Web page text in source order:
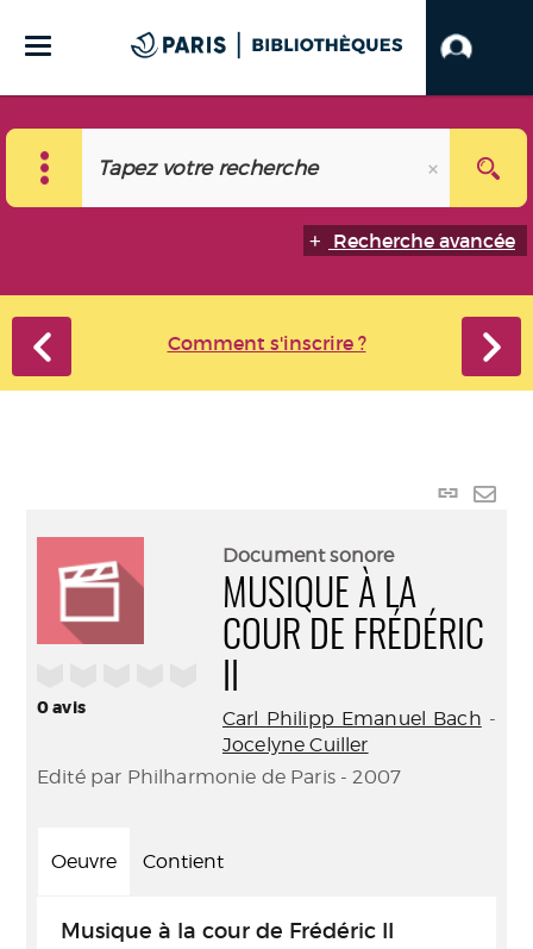
Recherche avancée
Comment s'inscrire ?
Lien
0avis
Document sonore
MUSIQUE À LA
COUR DE FRÉDÉRIC
Carl Philipp Emanuel Bach -
Jocelyne Cuiller
Edité par Philharmonie de Paris - 2007
Oeuvre Contient
Musique à la cour de Frédéric II